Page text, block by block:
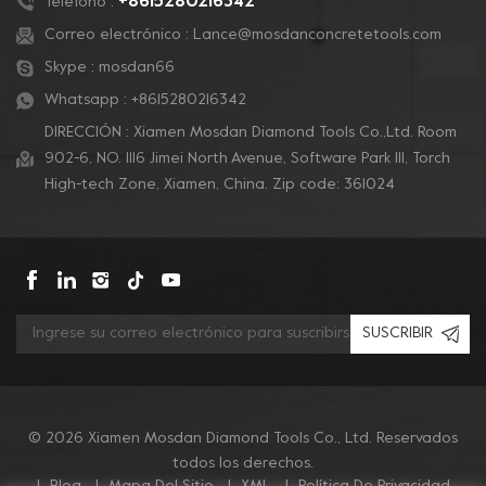
de respaldo rígida para
adaptarse a cualquier
máquina de piso.
Correo electrónico : Lance@mosdanconcretetools.com
Skype : mosdan66
Whatsapp : +8615280216342
DIRECCIÓN : Xiamen Mosdan Diamond Tools Co.,Ltd. Room
902-6, NO. 1116 Jimei North Avenue, Software Park Ill, Torch
High-tech Zone, Xiamen, China. Zip code: 361024
SUSCRIBIR
© 2026 Xiamen Mosdan Diamond Tools Co., Ltd. Reservados
todos los derechos.